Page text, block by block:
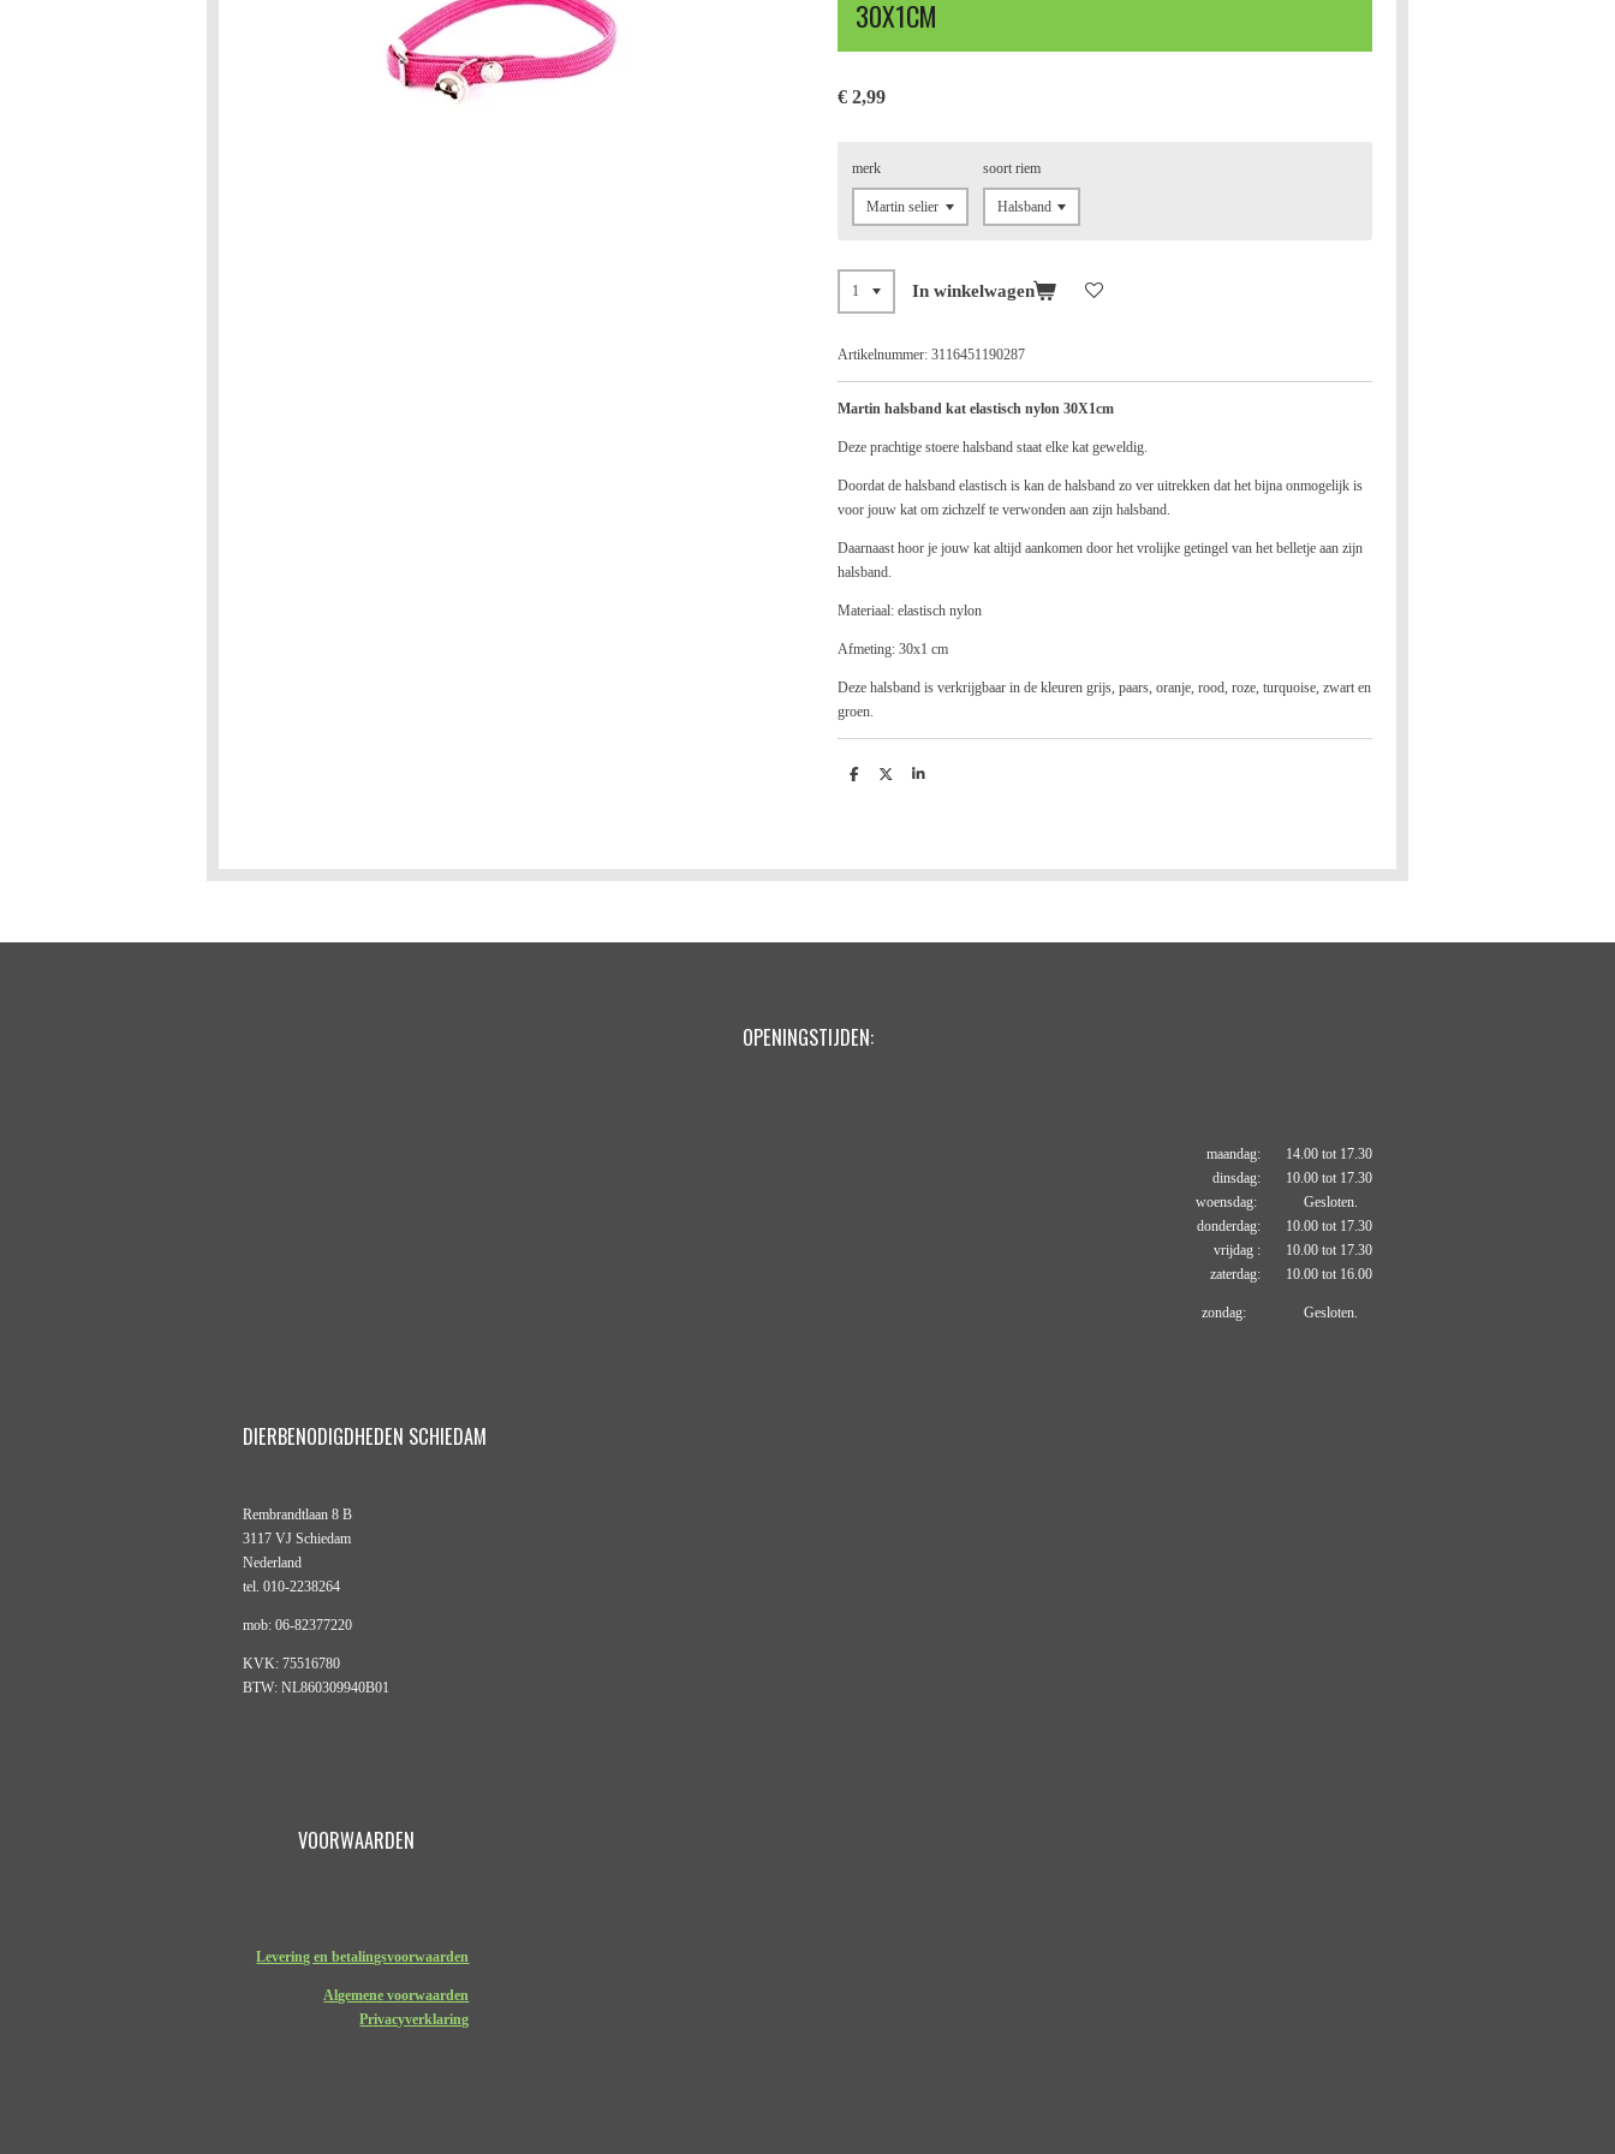
30X1CM
€ 2,99
merk soort riem
In winkelwagen
Artikelnummer: 3116451190287
Martin halsband kat elastisch nylon 30X1cm
Deze prachtige stoere halsband staat elke kat geweldig.
Doordat de halsband elastisch is kan de halsband zo ver uitrekken dat het bijna onmogelijk is
voor jouw kat om zichzelf te verwonden aan zijn halsband.
Daarnaast hoor je jouw kat altijd aankomen door het vrolijke getingel van het belletje aan zijn
halsband.
Materiaal: elastisch nylon
Afmeting: 30x1 cm
Deze halsband is verkrijgbaar in de kleuren grijs, paars, oranje, rood, roze, turquoise, zwart en
groen.
D
D
S
OPENINGSTIJDEN:
maandag: 14.00 tot 17.30
dinsdag: 10.00 tot 17.30
woensdag: Gesloten.
donderdag: 10.00 tot 17.30
vrijdag : 10.00 tot 17.30
zaterdag: 10.00 tot 16.00
zondag: Gesloten.
DIERBENODIGDHEDEN SCHIEDAM
Rembrandtlaan 8 B
3117 VJ Schiedam
Nederland
tel. 010-2238264
mob: 06-82377220
KVK: 75516780
BTW: NL860309940B01
VOORWAARDEN
Levering en betalingsvoorwaarden
Algemene voorwaarden
Privacyverklaring